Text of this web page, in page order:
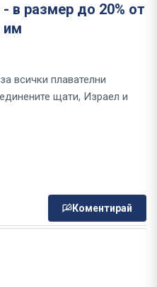
в размер до 20% от
им
всички плавателни
щати, Израел и
Коментирай